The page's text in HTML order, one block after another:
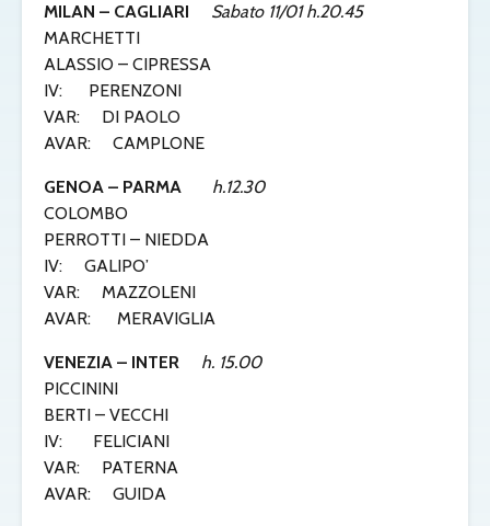
MILAN – CAGLIARI Sabato 11/01 h.20.45
MARCHETTI
ALASSIO – CIPRESSA
IV: PERENZONI
VAR: DI PAOLO
AVAR: CAMPLONE
GENOA – PARMA
h.12.30
COLOMBO
PERROTTI – NIEDDA
IV: GALIPO’
VAR: MAZZOLENI
AVAR: MERAVIGLIA
VENEZIA – INTER h. 15.00
PICCININI
BERTI – VECCHI
IV: FELICIANI
VAR: PATERNA
AVAR: GUIDA